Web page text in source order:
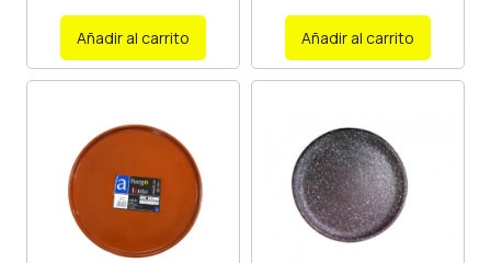
Añadir al carrito Añadir al carrito